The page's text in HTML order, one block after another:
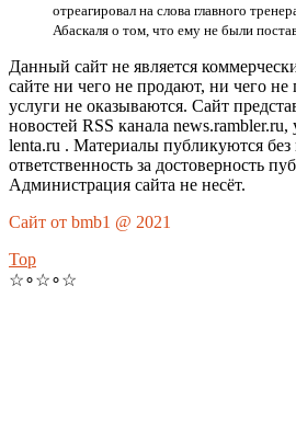
отреагировал на слова главного
Абаскаля о том, что ему не были
Данный сайт не является
сайте ни чего не продают, ни чего
услуги не оказываются. Сайт
новостей RSS канала
lenta.ru . Материалы публикуются без
ответственность за достоверность
Администрация сайта не несёт.
Сайт от bmb1 @ 2021
Top
☆∘☆∘☆